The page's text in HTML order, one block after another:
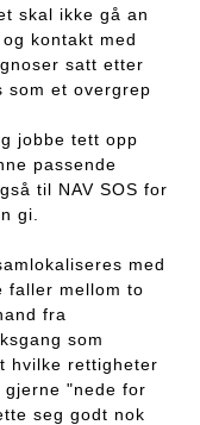
skal ikke gå an
kontakt med
satt etter
som et overgrep
jobbe tett opp
passende
til NAV SOS for
gi.
med
faller mellom to
fra
som
hvilke rettigheter
gjerne "nede for
seg godt nok